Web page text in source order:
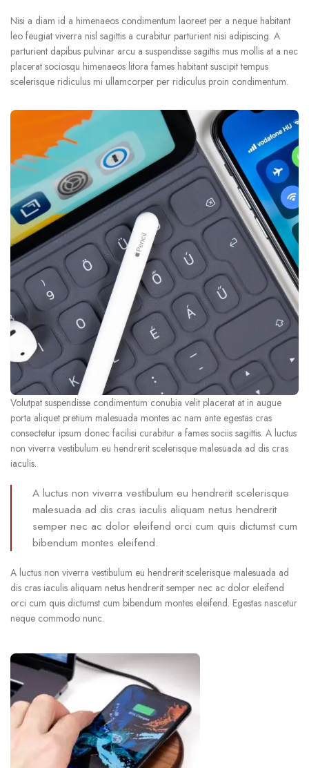
Nisi a diam id a himenaeos condimentum laoreet per a neque habitant
leo feugiat viverra nisl sagittis a curabitur parturient nisi adipiscing. A
parturient dapibus pulvinar arcu a suspendisse sagittis mus mollis at a nec
placerat sociosqu himenaeos litora fames habitant suscipit tempus
scelerisque ridiculus mi ullamcorper per ridiculus proin condimentum.
Volutpat suspendisse condimentum conubia velit placerat at in augue
porta aliquet pretium malesuada montes ac nam ante egestas cras
consectetur ipsum donec facilisi curabitur a fames sociis sagittis. A luctus
non viverra vestibulum eu hendrerit scelerisque malesuada ad dis cras
iaculis.
A luctus non viverra vestibulum eu hendrerit scelerisque
malesuada ad dis cras iaculis aliquam netus hendrerit
semper nec ac dolor eleifend orci cum quis dictumst cum
bibendum montes eleifend.
A luctus non viverra vestibulum eu hendrerit scelerisque malesuada ad
dis cras iaculis aliquam netus hendrerit semper nec ac dolor eleifend
orci cum quis dictumst cum bibendum montes eleifend. Egestas nascetur
neque commodo nunc.